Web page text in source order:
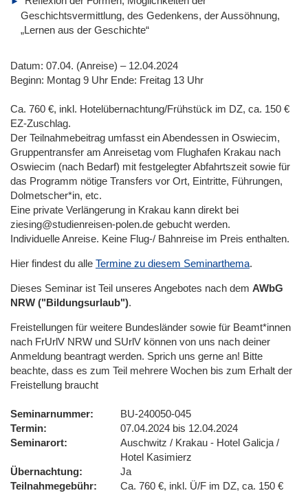
Geschichtsvermittlung, des Gedenkens, der Aussöhnung,
„Lernen aus der Geschichte“
Datum: 07.04. (Anreise) – 12.04.2024
Beginn: Montag 9 Uhr Ende: Freitag 13 Uhr
Ca. 760 €, inkl. Hotelübernachtung/Frühstück im DZ, ca. 150 €
EZ-Zuschlag.
Der Teilnahmebeitrag umfasst ein Abendessen in Oswiecim,
Gruppentransfer am Anreisetag vom Flughafen Krakau nach
Oswiecim (nach Bedarf) mit festgelegter Abfahrtszeit sowie für
das Programm nötige Transfers vor Ort, Eintritte, Führungen,
Dolmetscher*in, etc.
Eine private Verlängerung in Krakau kann direkt bei
ziesing@studienreisen-polen.de gebucht werden.
Individuelle Anreise. Keine Flug-/ Bahnreise im Preis enthalten.
Hier findest du alle Termine zu diesem Seminarthema.
Dieses Seminar ist Teil unseres Angebotes nach dem AWbG
NRW ("Bildungsurlaub").
Freistellungen für weitere Bundesländer sowie für Beamt*innen
nach FrUrlV NRW und SUrlV können von uns nach deiner
Anmeldung beantragt werden. Sprich uns gerne an! Bitte
beachte, dass es zum Teil mehrere Wochen bis zum Erhalt der
Freistellung braucht
Seminarnummer
BU-240050-045
Termin
07.04.2024 bis 12.04.2024
Seminarort
Auschwitz / Krakau - Hotel Galicja /
Hotel Kasimierz
Übernachtung
Ja
Teilnahmegebühr
Ca. 760 €, inkl. Ü/F im DZ, ca. 150 €